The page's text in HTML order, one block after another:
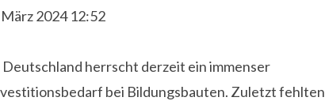
2024 12:52
herrscht derzeit ein immenser
bei Bildungsbauten. Zuletzt fehlten